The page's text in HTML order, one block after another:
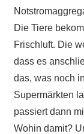
Die Tiere
Frischluft. Die
dass es
das, was noch
Supermärkten
passiert dann
Wohin damit?